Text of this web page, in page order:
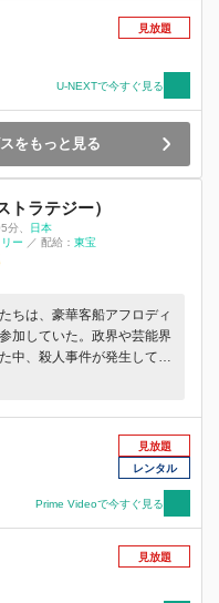
見放題
U-NEXTで今すぐ見る
をもっと見る
ラテジー）
分、 日本
ー ／ 配給： 東宝
ちは、豪華客船アフロディ
加していた。政界や芸能界
中、殺人事件が発生してし
前に沈没した貨物船の事故
見放題
レンタル
Prime Videoで今すぐ見る
見放題